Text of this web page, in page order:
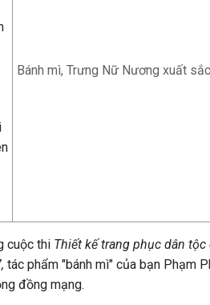
Bánh mì, Trưng Nữ Nương xuất
cuộc thi Thiết kế trang phục dân
tác phẩm "bánh mì" của bạn Phạm
đồng mạng.